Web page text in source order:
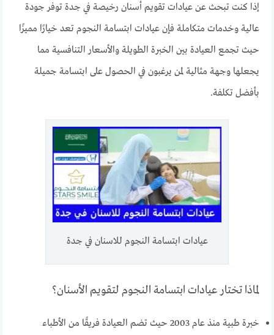
إذا كنت تبحث عن عيادات تقويم أسنان رخيصة في جدة توفر جودة
عالية وخدمات متكاملة فإن عيادات ابتسامة النجوم تعد خيارًا مميزًا
حيث تجمع العيادة بين الخبرة الطويلة والأسعار التنافسية مما
يجعلها وجهة مثالية لمن يرغبون في الحصول على ابتسامة جميلة
بأفضل تكلفة.
عيادات ابتسامة النجوم للاسنان في جدة
لماذا تختار عيادات ابتسامة النجوم لتقويم الأسنان؟
خبرة طبية منذ عام 2003 حيث تضم العيادة فريقًا من الأطباء